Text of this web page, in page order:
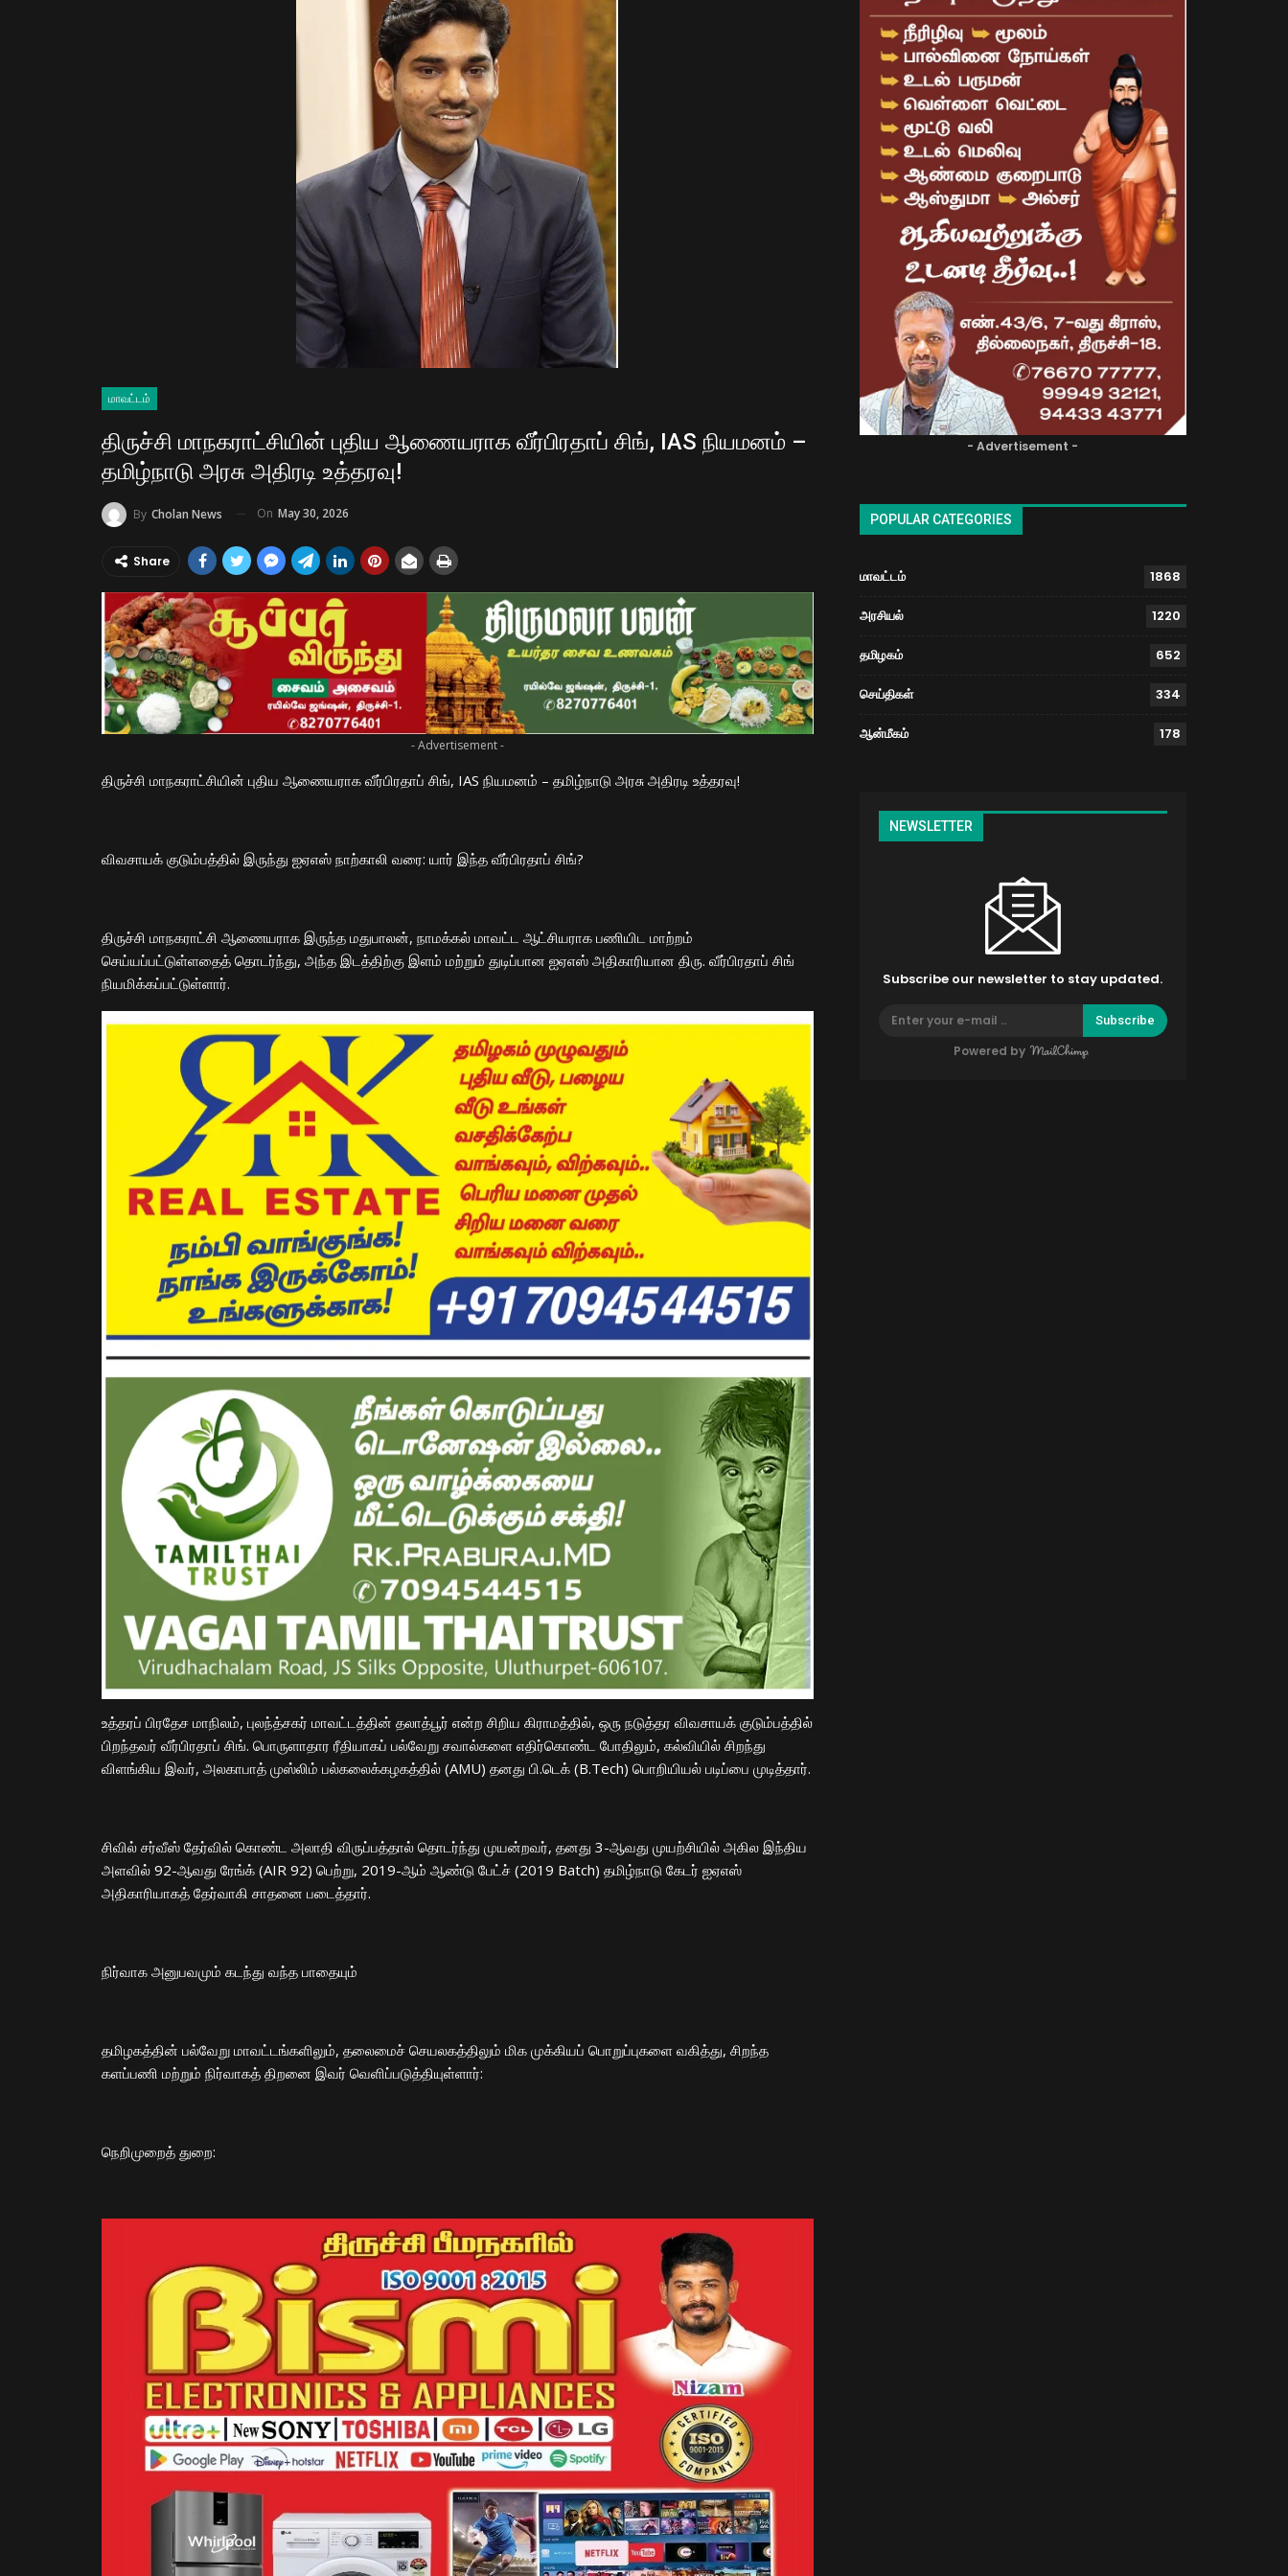
மாவட்டம்
திருச்சி மாநகராட்சியின் புதிய ஆணையராக வீர்பிரதாப் சிங், IAS நியமனம் –
தமிழ்நாடு அரசு அதிரடி உத்தரவு!
By Cholan News On May 30, 2026
Share
- Advertisement -
திருச்சி மாநகராட்சியின் புதிய ஆணையராக வீர்பிரதாப் சிங், IAS நியமனம் – தமிழ்நாடு அரசு அதிரடி உத்தரவு!
​விவசாயக் குடும்பத்தில் இருந்து ஐஏஎஸ் நாற்காலி வரை: யார் இந்த வீர்பிரதாப் சிங்?
​திருச்சி மாநகராட்சி ஆணையராக இருந்த மதுபாலன், நாமக்கல் மாவட்ட ஆட்சியராக பணியிட மாற்றம்
செய்யப்பட்டுள்ளதைத் தொடர்ந்து, அந்த இடத்திற்கு இளம் மற்றும் துடிப்பான ஐஏஎஸ் அதிகாரியான திரு. வீர்பிரதாப் சிங்
நியமிக்கப்பட்டுள்ளார்.
​உத்தரப் பிரதேச மாநிலம், புலந்த்சகர் மாவட்டத்தின் தலாத்பூர் என்ற சிறிய கிராமத்தில், ஒரு நடுத்தர விவசாயக் குடும்பத்தில்
பிறந்தவர் வீர்பிரதாப் சிங். பொருளாதார ரீதியாகப் பல்வேறு சவால்களை எதிர்கொண்ட போதிலும், கல்வியில் சிறந்து
விளங்கிய இவர், அலகாபாத் முஸ்லிம் பல்கலைக்கழகத்தில் (AMU) தனது பி.டெக் (B.Tech) பொறியியல் படிப்பை முடித்தார்.
​சிவில் சர்வீஸ் தேர்வில் கொண்ட அலாதி விருப்பத்தால் தொடர்ந்து முயன்றவர், தனது 3-ஆவது முயற்சியில் அகில இந்திய
அளவில் 92-ஆவது ரேங்க் (AIR 92) பெற்று, 2019-ஆம் ஆண்டு பேட்ச் (2019 Batch) தமிழ்நாடு கேடர் ஐஏஎஸ்
அதிகாரியாகத் தேர்வாகி சாதனை படைத்தார்.
​நிர்வாக அனுபவமும் கடந்து வந்த பாதையும்
​தமிழகத்தின் பல்வேறு மாவட்டங்களிலும், தலைமைச் செயலகத்திலும் மிக முக்கியப் பொறுப்புகளை வகித்து, சிறந்த
களப்பணி மற்றும் நிர்வாகத் திறனை இவர் வெளிப்படுத்தியுள்ளார்:
​நெறிமுறைத் துறை:
- Advertisement -
POPULAR CATEGORIES
மாவட்டம் 1868
அரசியல் 1220
தமிழகம் 652
செய்திகள் 334
ஆன்மீகம் 178
NEWSLETTER
Subscribe our newsletter to stay updated.
Subscribe
Powered by